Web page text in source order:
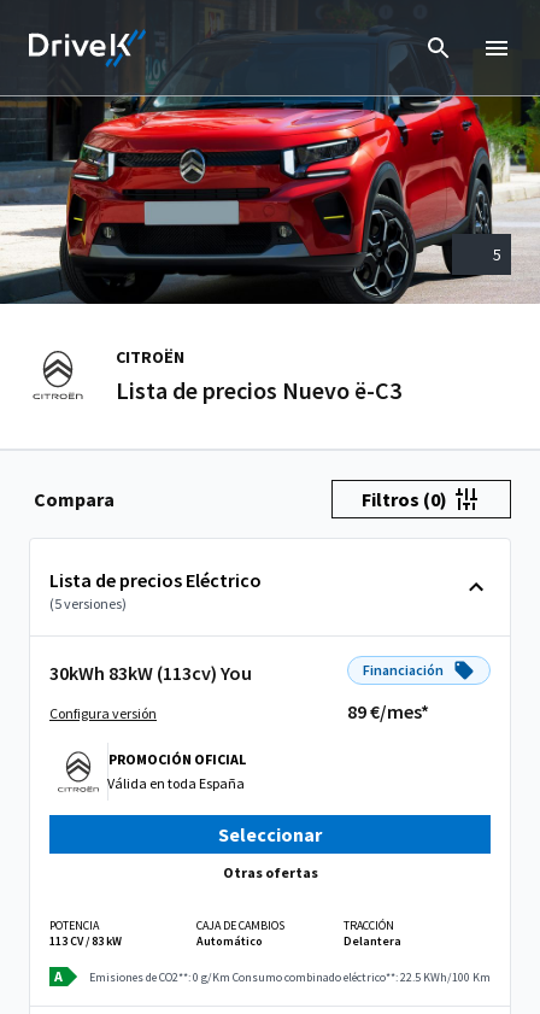
5
CITROËN
Lista de precios Nuevo ë-C3
Compara Filtros (0)
Lista de precios Eléctrico
(5 versiones)
30kWh 83kW (113cv) You
Configura versión
Financiación
89 €/mes*
PROMOCIÓN OFICIAL
Válida en toda España
Seleccionar
Otras ofertas
POTENCIA
113 CV / 83 kW
CAJA DE CAMBIOS
Automático
TRACCIÓN
Delantera
A Emisiones de CO2**: 0 g/Km Consumo combinado eléctrico**: 22.5 KWh/100 Km